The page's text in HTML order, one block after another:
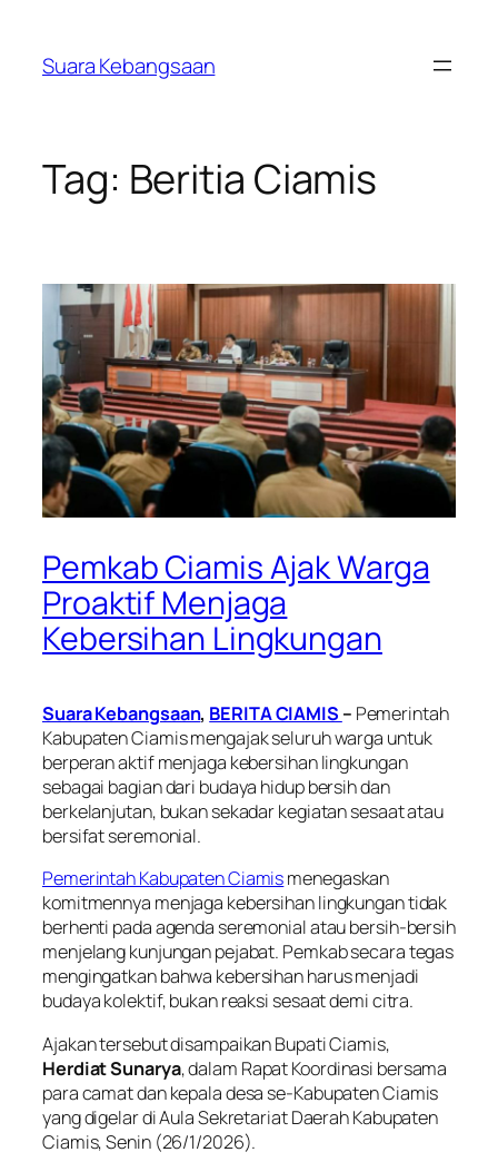
konten
Suara Kebangsaan
Tag: Beritia Ciamis
Pemkab Ciamis Ajak Warga
Proaktif Menjaga
Kebersihan Lingkungan
Suara Kebangsaan, BERITA CIAMIS – Pemerintah
Kabupaten Ciamis mengajak seluruh warga untuk
berperan aktif menjaga kebersihan lingkungan
sebagai bagian dari budaya hidup bersih dan
berkelanjutan, bukan sekadar kegiatan sesaat atau
bersifat seremonial.
Pemerintah Kabupaten Ciamismenegaskan
komitmennya menjaga kebersihan lingkungan tidak
berhenti pada agenda seremonial atau bersih-bersih
menjelang kunjungan pejabat. Pemkab secara tegas
mengingatkan bahwa kebersihan harus menjadi
budaya kolektif, bukan reaksi sesaat demi citra.
Ajakan tersebut disampaikan Bupati Ciamis,
Herdiat Sunarya, dalam Rapat Koordinasi bersama
para camat dan kepala desa se-Kabupaten Ciamis
yang digelar di Aula Sekretariat Daerah Kabupaten
Ciamis, Senin (26/1/2026).